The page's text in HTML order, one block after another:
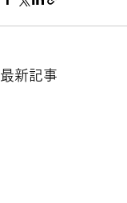
最新記事